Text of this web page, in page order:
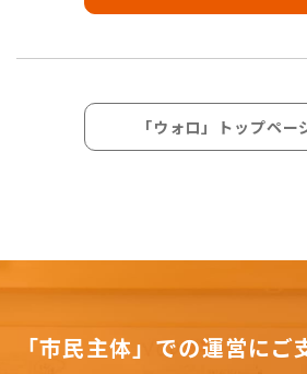
「ウォロ」トップペー
「市民主体」での運営に